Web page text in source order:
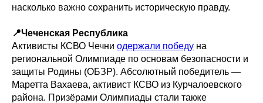
насколько важно сохранить историческую правду.
📍Чеченская Республика
Активисты КСВО Чечни одержали победу на
региональной Олимпиаде по основам безопасности и
защиты Родины (ОБЗР). Абсолютный победитель —
Маретта Вахаева, активист КСВО из Курчалоевского
района. Призёрами Олимпиады стали также